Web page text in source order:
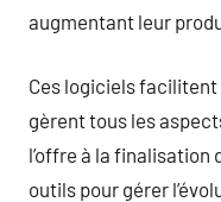
augmentant leur
Ces logiciels
gèrent tous les
l’offre à la
outils pour gérer